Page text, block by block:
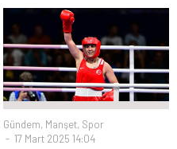
Gündem, Manşet, Spor
17 Mart 2025 14:04